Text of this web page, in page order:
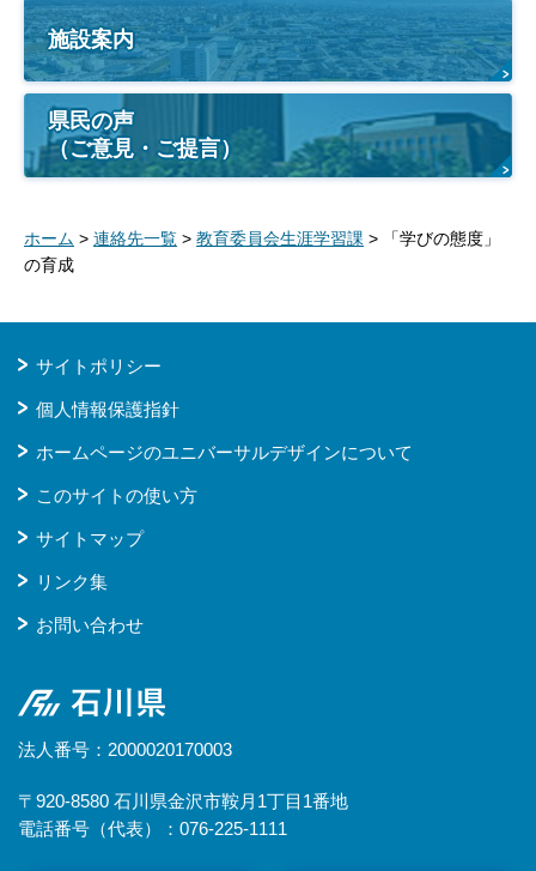
施設案内
県民の声
（ご意見・ご提言）
ホーム > 連絡先一覧 > 教育委員会生涯学習課 > 「学びの態度」
の育成
サイトポリシー
個人情報保護指針
ホームページのユニバーサルデザインについて
このサイトの使い方
サイトマップ
リンク集
お問い合わせ
石川県
法人番号：2000020170003
〒920-8580 石川県金沢市鞍月1丁目1番地
電話番号（代表）：076-225-1111